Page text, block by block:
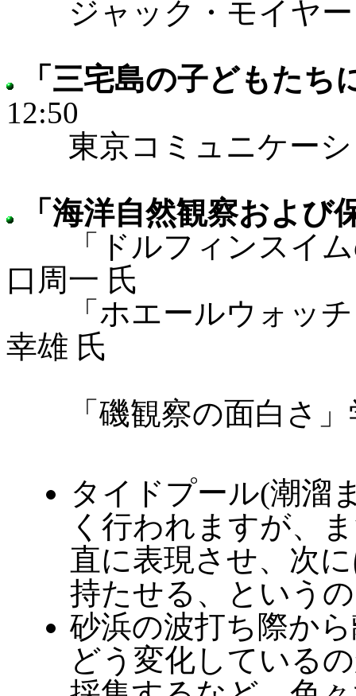
ジャック・モイヤー
「三宅島の子どもた
12:50
東京コミュニケーシ
「海洋自然観察および
「ドルフィンスイム
口周一 氏
「ホエールウォッチ
幸雄 氏
「磯観察の面白さ」
タイドプール(潮溜
く行われますが、
直に表現させ、次
持たせる、という
砂浜の波打ち際か
どう変化している